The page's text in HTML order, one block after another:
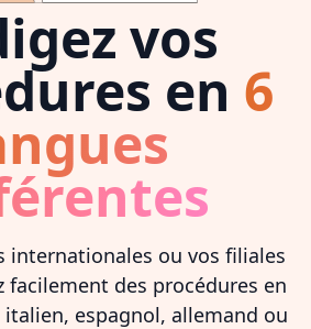
vos
en 6
internationales ou vos filiales
facilement des procédures en
espagnol, allemand ou